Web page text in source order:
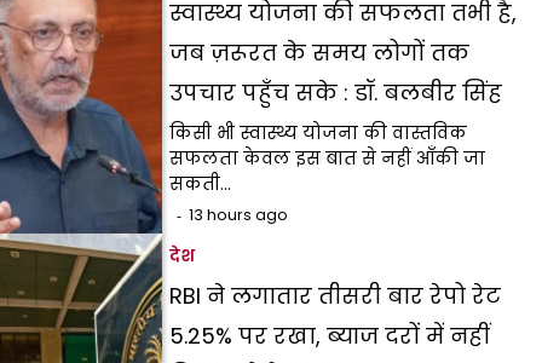
स्वास्थ्य योजना की सफलता तभी है,
जब ज़रूरत के समय लोगों तक
उपचार पहुँच सके : डॉ. बलबीर सिंह
किसी भी स्वास्थ्य योजना की वास्तविक
सफलता केवल इस बात से नहीं आँकी जा
सकती…
13 hours ago
देश
RBI ने लगातार तीसरी बार रेपो रेट
5.25% पर रखा, ब्याज दरों में नहीं